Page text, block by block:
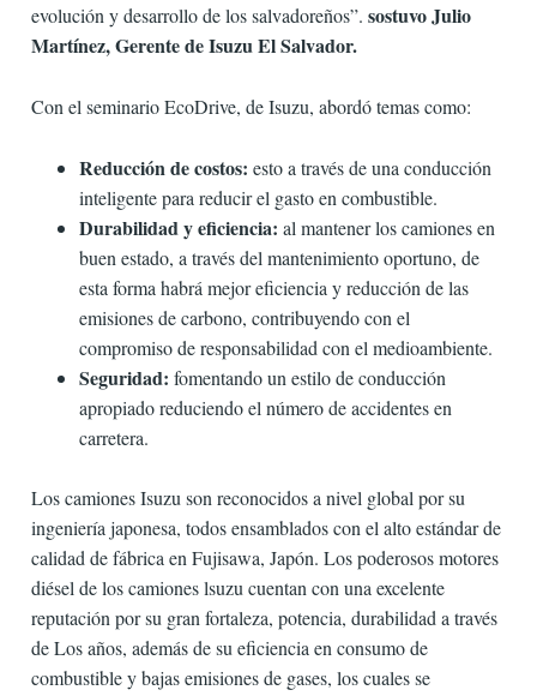
evolución y desarrollo de los salvadoreños”. sostuvo Julio
Martínez, Gerente de Isuzu El Salvador.
Con el seminario EcoDrive, de Isuzu, abordó temas como:
Reducción de costos: esto a través de una conducción
inteligente para reducir el gasto en combustible.
Durabilidad y eficiencia: al mantener los camiones en
buen estado, a través del mantenimiento oportuno, de
esta forma habrá mejor eficiencia y reducción de las
emisiones de carbono, contribuyendo con el
compromiso de responsabilidad con el medioam­biente.
Seguridad: fomentando un estilo de conducción
apropiado reduciendo el número de accidentes en
carretera.
Los camiones Isuzu son reconocidos a nivel global por su
ingeniería japonesa, todos ensamblados con el alto estándar de
calidad de fábrica en Fujisawa, Japón. Los poderosos motores
diésel de los camiones lsuzu cuentan con una excelente
reputación por su gran fortaleza, potencia, durabilidad a través
de Los años, además de su eficiencia en consumo de
combustible y bajas emisiones de gases, los cuales se